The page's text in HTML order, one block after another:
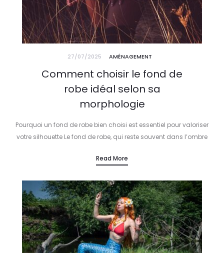
27/07/2025 AMÉNAGEMENT
Comment choisir le fond de
robe idéal selon sa
morphologie
Pourquoi un fond de robe bien choisi est essentiel pour valoriser
votre silhouette Le fond de robe, qui reste souvent dans l’ombre
Read More